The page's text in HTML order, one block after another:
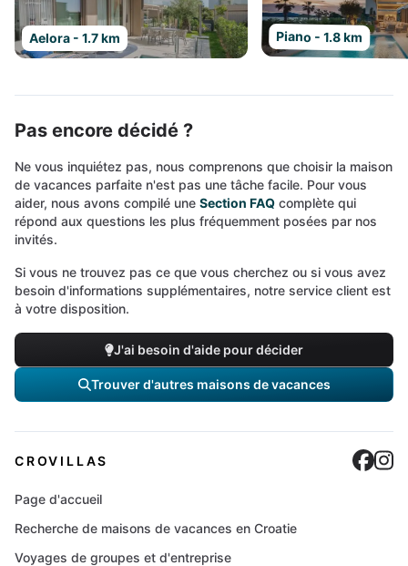
Aelora - 1.7 km Piano - 1.8 km
Pas encore décidé ?
Ne vous inquiétez pas, nous comprenons que choisir la maison
de vacances parfaite n'est pas une tâche facile. Pour vous
aider, nous avons compilé une Section FAQ complète qui
répond aux questions les plus fréquemment posées par nos
invités.
Si vous ne trouvez pas ce que vous cherchez ou si vous avez
besoin d'informations supplémentaires, notre service client est
à votre disposition.
J'ai besoin d'aide pour décider
Trouver d'autres maisons de vacances
CROVILLAS
Page d'accueil
Recherche de maisons de vacances en Croatie
Voyages de groupes et d'entreprise